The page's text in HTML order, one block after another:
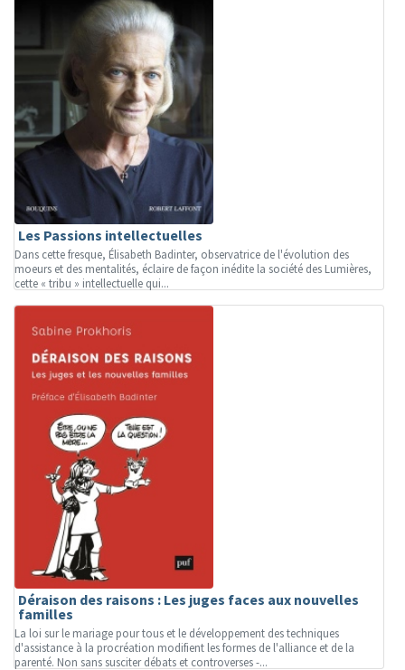
Les Passions intellectuelles
Dans cette fresque, Élisabeth Badinter, observatrice de l'évolution des
moeurs et des mentalités, éclaire de façon inédite la société des Lumières,
cette « tribu » intellectuelle qui...
Déraison des raisons : Les juges faces aux nouvelles
familles
La loi sur le mariage pour tous et le développement des techniques
d'assistance à la procréation modifient les formes de l'alliance et de la
parenté. Non sans susciter débats et controverses -...